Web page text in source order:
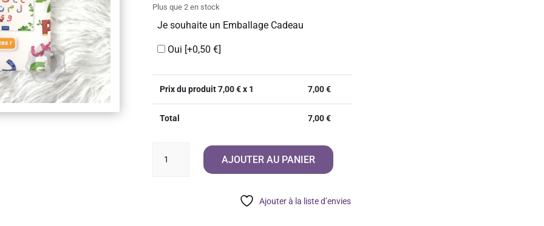
Plus que 2 en stock
Je souhaite un Emballage Cadeau
Oui [+0,50 €]
Prix du produit7,00€ x 1 7,00€
Total 7,00€
AJOUTER AU PANIER
Ajouter à la liste d’envies